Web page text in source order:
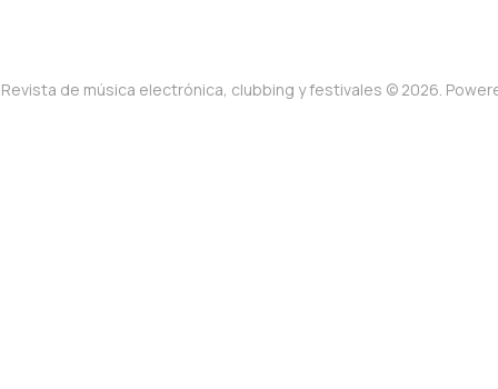
de música electrónica, clubbing y festivales © 2026.